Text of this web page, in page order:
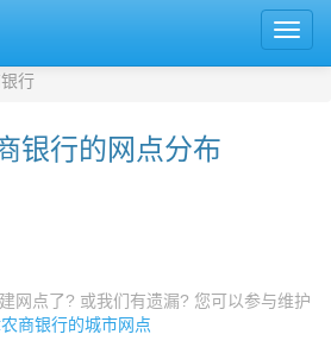
行
银行的网点分布
网点了? 或我们有遗漏? 您可以参与维护
商银行的城市网点